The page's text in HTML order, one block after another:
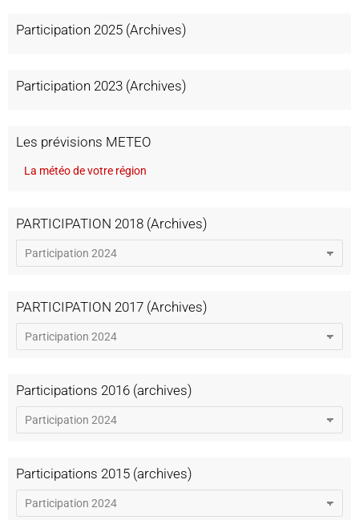
Participation 2025 (Archives)
Participation 2023 (Archives)
Les prévisions METEO
La météo de votre région
PARTICIPATION 2018 (Archives)
PARTICIPATION 2017 (Archives)
Participations 2016 (archives)
Participations 2015 (archives)